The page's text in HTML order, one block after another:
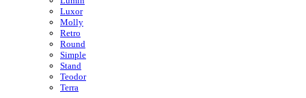
Luxor
Molly
Retro
Round
Simple
Stand
Teodor
Terra